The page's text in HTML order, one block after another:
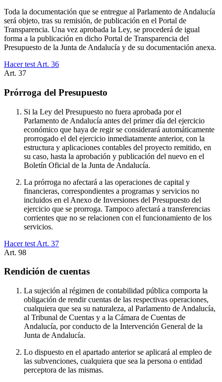
Toda la documentación que se entregue al Parlamento de Andalucía
será objeto, tras su remisión, de publicación en el Portal de
Transparencia. Una vez aprobada la Ley, se procederá de igual
forma a la publicación en dicho Portal de Transparencia del
Presupuesto de la Junta de Andalucía y de su documentación anexa.
Hacer test Art. 36
Art. 37
Prórroga del Presupuesto
Si la Ley del Presupuesto no fuera aprobada por el
Parlamento de Andalucía antes del primer día del ejercicio
económico que haya de regir se considerará automáticamente
prorrogado el del ejercicio inmediatamente anterior, con la
estructura y aplicaciones contables del proyecto remitido, en
su caso, hasta la aprobación y publicación del nuevo en el
Boletín Oficial de la Junta de Andalucía.
La prórroga no afectará a las operaciones de capital y
financieras, correspondientes a programas y servicios no
incluidos en el Anexo de Inversiones del Presupuesto del
ejercicio que se prorroga. Tampoco afectará a transferencias
corrientes que no se relacionen con el funcionamiento de los
servicios.
Hacer test Art. 37
Art. 98
Rendición de cuentas
La sujeción al régimen de contabilidad pública comporta la
obligación de rendir cuentas de las respectivas operaciones,
cualquiera que sea su naturaleza, al Parlamento de Andalucía,
al Tribunal de Cuentas y a la Cámara de Cuentas de
Andalucía, por conducto de la Intervención General de la
Junta de Andalucía.
Lo dispuesto en el apartado anterior se aplicará al empleo de
las subvenciones, cualquiera que sea la persona o entidad
perceptora de las mismas.